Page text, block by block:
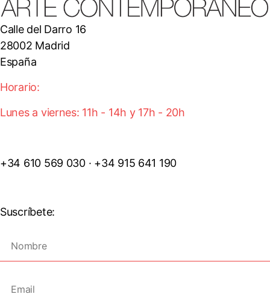
Calle del Darro 16
28002 Madrid
España
Horario:
Lunes a viernes: 11h - 14h y 17h - 20h
+34 610 569 030 · +34 915 641 190
Suscríbete: